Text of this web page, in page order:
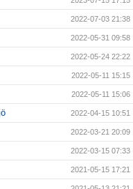
2022-07-03 21:38
2022-05-31 09:58
2022-05-24 22:22
2022-05-11 15:15
2022-05-11 15:06
2022-04-15 10:51
2022-03-21 20:09
2022-03-15 07:33
2021-05-15 17:21